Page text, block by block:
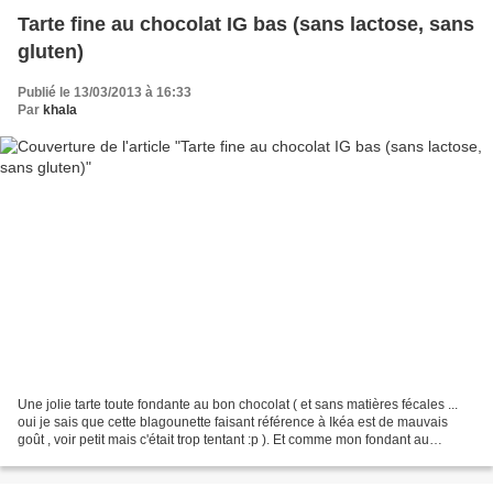
Tarte fine au chocolat IG bas (sans lactose, sans
gluten)
Publié le 13/03/2013 à 16:33
Par khala
Une jolie tarte toute fondante au bon chocolat ( et sans matières fécales ...
oui je sais que cette blagounette faisant référence à Ikéa est de mauvais
goût , voir petit mais c'était trop tentant :p ). Et comme mon fondant au